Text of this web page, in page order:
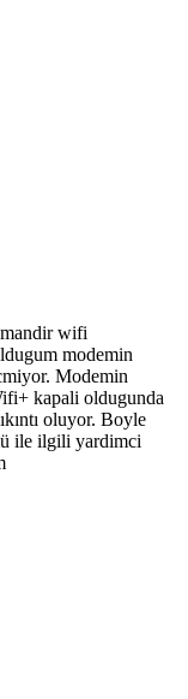
wifi
modemin
Modemin
kapali oldugunda
oluyor. Boyle
ile ilgili yardimci